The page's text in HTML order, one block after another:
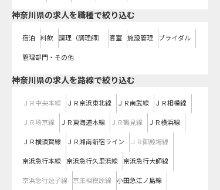
神奈川県の求人を職種で絞り込む
宿泊 料飲 調理（調理師） 客室 施設管理 ブライダル
管理部門・その他
神奈川県の求人を路線で絞り込む
ＪＲ中央本線 ＪＲ京浜東北線 ＪＲ南武線 ＪＲ相模線
ＪＲ埼京線 ＪＲ東海道本線 ＪＲ鶴見線 ＪＲ横浜線
ＪＲ横須賀線 ＪＲ湘南新宿ライン ＪＲ御殿場線
京浜急行本線 京浜急行久里浜線 京浜急行大師線
京浜急行逗子線 京王相模原線 小田急江ノ島線